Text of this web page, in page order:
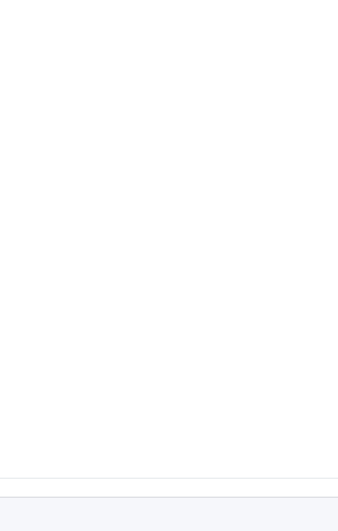
و سپس روی ثبت سفارش بزنید و با ثبت نام
با کارشناس فروش سایت کالا 118 در واتساپ به شماره